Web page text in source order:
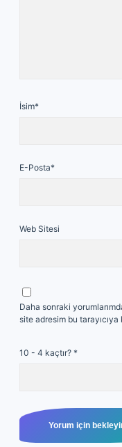
İsim*
E-Posta*
Web Sitesi
Daha sonraki
site adresim bu
10 - 4 kaçtır? *